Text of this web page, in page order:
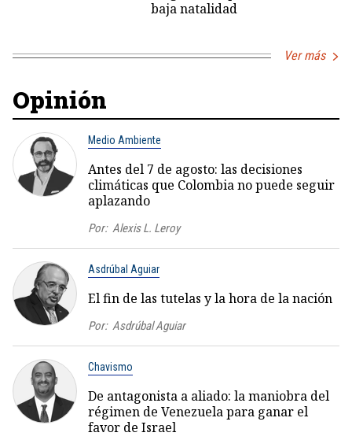
baja natalidad
Ver más
Opinión
Medio Ambiente
Antes del 7 de agosto: las decisiones
climáticas que Colombia no puede seguir
aplazando
Por: Alexis L. Leroy
Asdrúbal Aguiar
El fin de las tutelas y la hora de la nación
Por: Asdrúbal Aguiar
Chavismo
De antagonista a aliado: la maniobra del
régimen de Venezuela para ganar el
favor de Israel